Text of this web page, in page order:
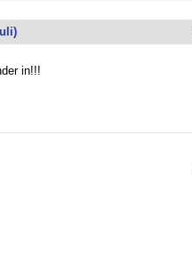
in!!!